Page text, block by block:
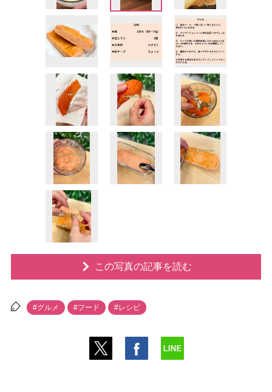
この写真の記事を読む
#グルメ #フード #レシピ